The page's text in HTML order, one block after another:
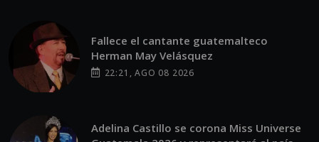
Fallece el cantante guatemalteco
Herman May Velásquez
22:21, AGO 08 2026
Adelina Castillo se corona Miss Universe